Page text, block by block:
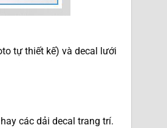
tự thiết kế) và decal lưới
các dải decal trang trí.